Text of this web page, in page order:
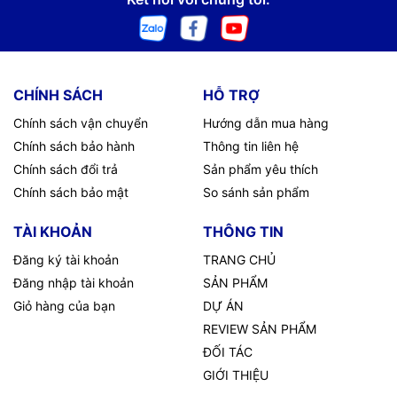
CHÍNH SÁCH
Chính sách vận chuyển
Chính sách bảo hành
Chính sách đổi trả
Chính sách bảo mật
HỖ TRỢ
Hướng dẫn mua hàng
Thông tin liên hệ
Sản phẩm yêu thích
So sánh sản phẩm
TÀI KHOẢN
Đăng ký tài khoản
Đăng nhập tài khoản
Giỏ hàng của bạn
THÔNG TIN
TRANG CHỦ
SẢN PHẨM
DỰ ÁN
REVIEW SẢN PHẨM
ĐỐI TÁC
GIỚI THIỆU